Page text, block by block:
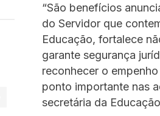
“São benefícios
do Servidor que
Educação, fortalece
garante segurança
reconhecer o
ponto importante nas
secretária da